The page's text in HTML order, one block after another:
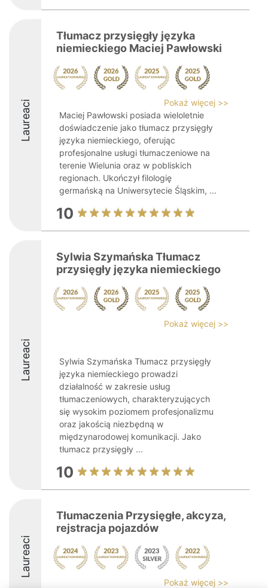
Laureaci
Tłumacz przysięgły języka
niemieckiego Maciej Pawłowski
Pokaż więcej >>
Maciej Pawłowski posiada wieloletnie
doświadczenie jako tłumacz przysięgły
języka niemieckiego, oferując
profesjonalne usługi tłumaczeniowe na
terenie Wielunia oraz w pobliskich
regionach. Ukończył filologię
germańską na Uniwersytecie Śląskim, ...
10
Laureaci
Sylwia Szymańska Tłumacz
przysięgły języka niemieckiego
Pokaż więcej >>
Sylwia Szymańska Tłumacz przysięgły
języka niemieckiego prowadzi
działalność w zakresie usług
tłumaczeniowych, charakteryzujących
się wysokim poziomem profesjonalizmu
oraz jakością niezbędną w
międzynarodowej komunikacji. Jako
tłumacz przysięgły ...
10
Laureaci
Tłumaczenia Przysięgłe, akcyza,
rejstracja pojazdów
Pokaż więcej >>